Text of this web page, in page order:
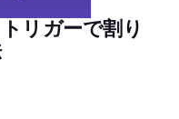
リガーで割り